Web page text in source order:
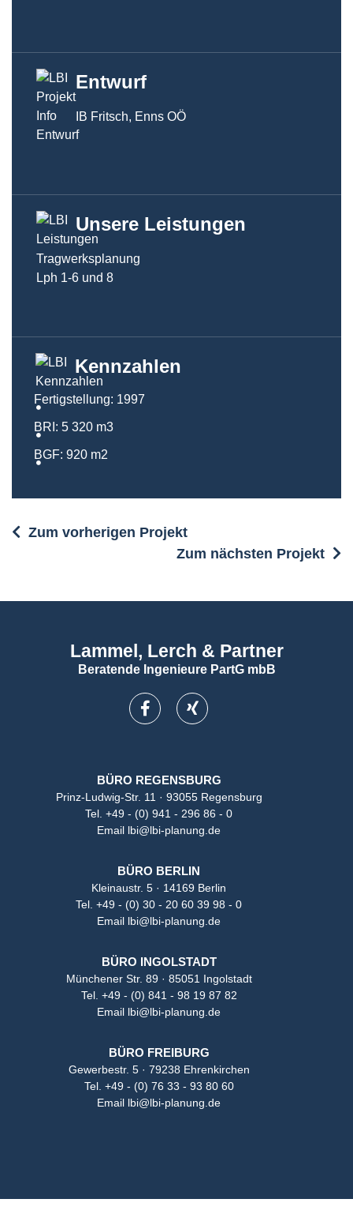
Entwurf
IB Fritsch, Enns OÖ
Unsere Leistungen
Tragwerksplanung
Lph 1-6 und 8
Kennzahlen
Fertigstellung: 1997
BRI: 5 320 m3
BGF: 920 m2
Zum vorherigen Projekt
Zum nächsten Projekt
Lammel, Lerch & Partner
Beratende Ingenieure PartG mbB
BÜRO REGENSBURG
Prinz-Ludwig-Str. 11 · 93055 Regensburg
Tel.+49 - (0) 941 - 296 86 - 0
Email lbi@lbi-planung.de
BÜRO BERLIN
Kleinaustr. 5 · 14169 Berlin
Tel.+49 - (0) 30 - 20 60 39 98 - 0
Email lbi@lbi-planung.de
BÜRO INGOLSTADT
Münchener Str. 89 · 85051 Ingolstadt
Tel. +49 - (0) 841 - 98 19 87 82
Email lbi@lbi-planung.de
BÜRO FREIBURG
Gewerbestr. 5 · 79238 Ehrenkirchen
Tel. +49 - (0) 76 33 - 93 80 60
Email lbi@lbi-planung.de